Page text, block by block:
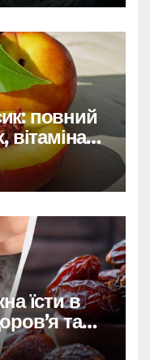
повний
і
їсти в
та